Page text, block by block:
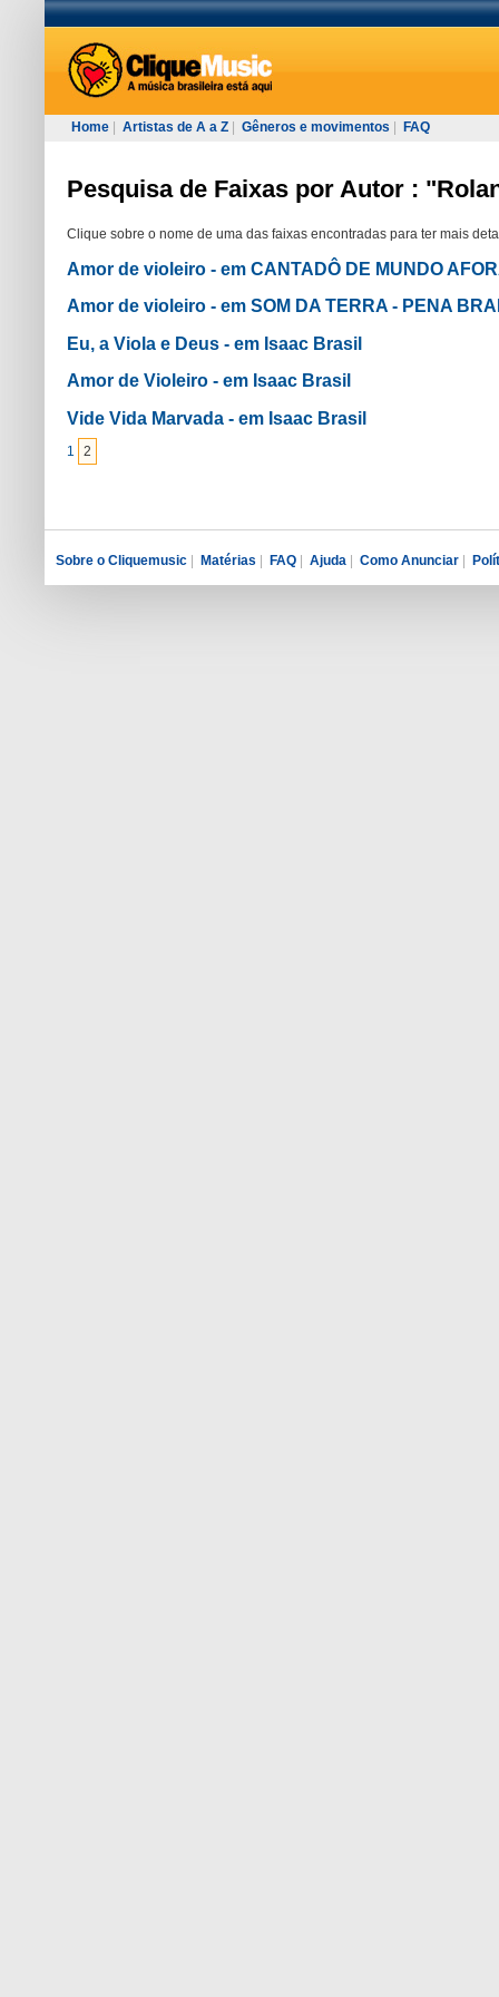
Home Artistas de A a Z Gêneros e movimentos FAQ
Pesquisa de Faixas por Autor :
Clique sobre o nome de uma das faixas encontradas para ter mais
Amor de violeiro - em CANTADÔ DE MUNDO
Amor de violeiro - em SOM DA TERRA - PENA
Eu, a Viola e Deus - em Isaac Brasil
Amor de Violeiro - em Isaac Brasil
Vide Vida Marvada - em Isaac Brasil
1 2
Sobre o Cliquemusic Matérias FAQ Ajuda Como Anunciar